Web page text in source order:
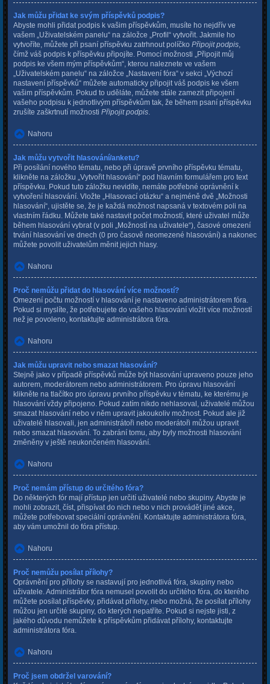
Jak můžu přidat ke svým příspěvků podpis?
Abyste mohli přidat podpis k vašim příspěvkům, musíte ho nejdřív ve
vašem „Uživatelském panelu“ na záložce „Profil“ vytvořit. Jakmile ho
vytvoříte, můžete při psaní příspěvku zatrhnout políčko Připojit podpis
čímž váš podpis k příspěvku připojíte. Pomocí možnosti „Připojit můj
podpis ke všem mým příspěvkům“, kterou naleznete ve vašem
„Uživatelském panelu“ na záložce „Nastavení fóra“ v sekci „Výchozí
nastavení příspěvků“ můžete automaticky připojit váš podpis ke všem
vašim příspěvkům. Pokud to uděláte, můžete stále zamezit připojení
vašeho podpisu k jednotlivým příspěvkům tak, že během psaní příspěvku
zrušíte zaškrtnutí možnosti Připojit podpis
Nahoru
Jak můžu vytvořit hlasování/anketu?
Při posílání nového tématu, nebo při úpravě prvního příspěvku tématu,
klikněte na záložku „Vytvořit hlasování“ pod hlavním formulářem pro text
příspěvku. Pokud tuto záložku nevidíte, nemáte potřebné oprávnění k
vytvoření hlasování. Vložte „Hlasovací otázku“ a nejméně dvě „Možnosti
hlasování“, ujistěte se, že je každá možnost napsaná v textovém poli na
vlastním řádku. Můžete také nastavit počet možností, které uživatel může
během hlasování vybrat (v poli „Možností na uživatele“), časové omezení
trvání hlasování ve dnech (0 pro časově neomezené hlasování) a nakonec
můžete povolit uživatelům měnit jejich hlasy.
Nahoru
Proč nemůžu přidat do hlasování více možností?
Omezení počtu možností v hlasování je nastaveno administrátorem fóra.
Pokud si myslíte, že potřebujete do vašeho hlasování vložit více možností
než je povoleno, kontaktujte administrátora fóra.
Nahoru
Jak můžu upravit nebo smazat hlasování?
Stejně jako v případě příspěvků může být hlasování upraveno pouze jeho
autorem, moderátorem nebo administrátorem. Pro úpravu hlasování
klikněte na tlačítko pro úpravu prvního příspěvku v tématu, ke kterému je
hlasování vždy připojeno. Pokud zatím nikdo nehlasoval, uživatelé můžou
smazat hlasování nebo v něm upravit jakoukoliv možnost. Pokud ale již
uživatelé hlasovali, jen administrátoři nebo moderátoři můžou upravit
nebo smazat hlasování. To zabrání tomu, aby byly možnosti hlasování
změněny v ještě neukončeném hlasování.
Nahoru
Proč nemám přístup do určitého fóra?
Do některých fór mají přístup jen určití uživatelé nebo skupiny. Abyste je
mohli zobrazit, číst, přispívat do nich nebo v nich provádět jiné akce,
můžete potřebovat speciální oprávnění. Kontaktujte administrátora fóra,
aby vám umožnil do fóra přístup.
Nahoru
Proč nemůžu posílat přílohy?
Oprávnění pro přílohy se nastavují pro jednotlivá fóra, skupiny nebo
uživatele. Administrátor fóra nemusel povolit do určitého fóra, do kterého
můžete posílat příspěvky, přidávat přílohy, nebo možná, že posílat přílohy
můžou jen určité skupiny, do kterých nepatříte. Pokud si nejste jisti, z
jakého důvodu nemůžete k příspěvkům přidávat přílohy, kontaktujte
administrátora fóra.
Nahoru
Proč jsem obdržel varování?